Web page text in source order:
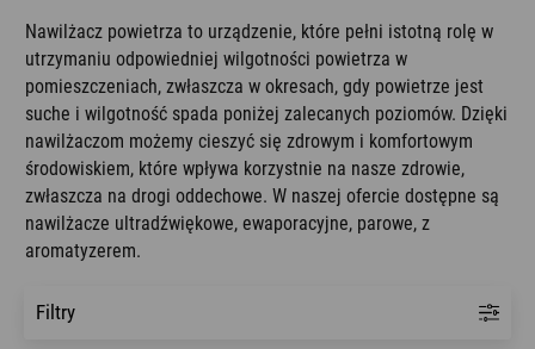
Nawilżacz powietrza to urządzenie, które pełni istotną rolę w
utrzymaniu odpowiedniej wilgotności powietrza w
pomieszczeniach, zwłaszcza w okresach, gdy powietrze jest
suche i wilgotność spada poniżej zalecanych poziomów. Dzięki
nawilżaczom możemy cieszyć się zdrowym i komfortowym
środowiskiem, które wpływa korzystnie na nasze zdrowie,
zwłaszcza na drogi oddechowe. W naszej ofercie dostępne są
nawilżacze ultradźwiękowe, ewaporacyjne, parowe, z
aromatyzerem.
Filtry